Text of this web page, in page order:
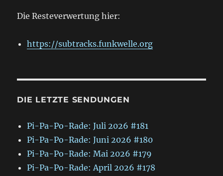
Die Resteverwertung hier:
https://subtracks.funkwelle.org
DIE LETZTE SENDUNGEN
Pi-Pa-Po-Rade: Juli 2026 #181
Pi-Pa-Po-Rade: Juni 2026 #180
Pi-Pa-Po-Rade: Mai 2026 #179
Pi-Pa-Po-Rade: April 2026 #178